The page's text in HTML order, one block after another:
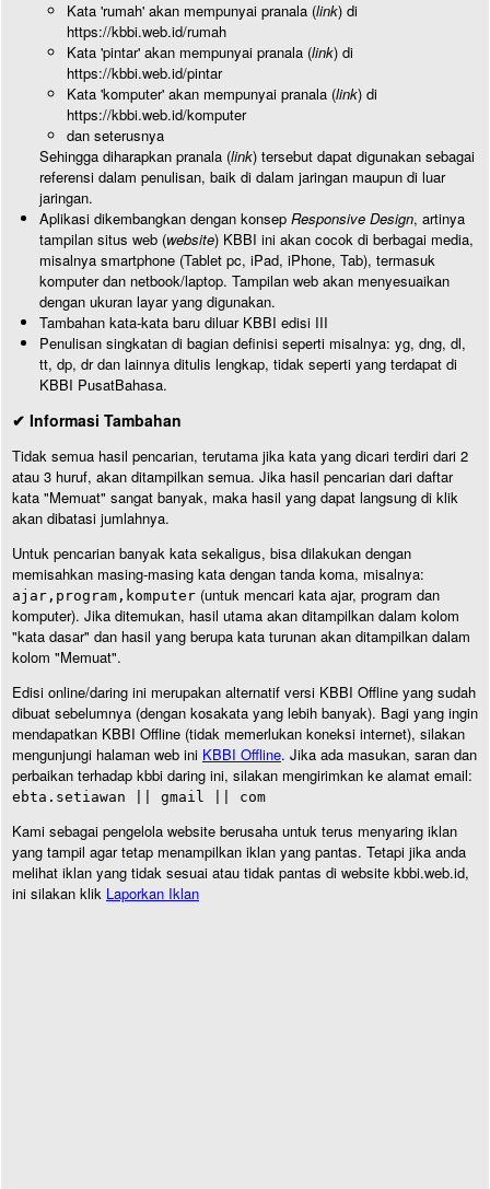
Kata 'rumah' akan mempunyai pranala (link) di
https://kbbi.web.id/rumah
Kata 'pintar' akan mempunyai pranala (link) di
https://kbbi.web.id/pintar
Kata 'komputer' akan mempunyai pranala (link) di
https://kbbi.web.id/komputer
dan seterusnya
Sehingga diharapkan pranala (link) tersebut dapat digunakan sebagai
referensi dalam penulisan, baik di dalam jaringan maupun di luar
jaringan.
Aplikasi dikembangkan dengan konsep Responsive Design, artinya
tampilan situs web (website) KBBI ini akan cocok di berbagai media,
misalnya smartphone (Tablet pc, iPad, iPhone, Tab), termasuk
komputer dan netbook/laptop. Tampilan web akan menyesuaikan
dengan ukuran layar yang digunakan.
Tambahan kata-kata baru diluar KBBI edisi III
Penulisan singkatan di bagian definisi seperti misalnya: yg, dng, dl,
tt, dp, dr dan lainnya ditulis lengkap, tidak seperti yang terdapat di
KBBI PusatBahasa.
✔ Informasi Tambahan
Tidak semua hasil pencarian, terutama jika kata yang dicari terdiri dari 2
atau 3 huruf, akan ditampilkan semua. Jika hasil pencarian dari daftar
kata "Memuat" sangat banyak, maka hasil yang dapat langsung di klik
akan dibatasi jumlahnya.
Untuk pencarian banyak kata sekaligus, bisa dilakukan dengan
memisahkan masing-masing kata dengan tanda koma, misalnya:
ajar,program,komputer (untuk mencari kata ajar, program dan
komputer). Jika ditemukan, hasil utama akan ditampilkan dalam kolom
"kata dasar" dan hasil yang berupa kata turunan akan ditampilkan dalam
kolom "Memuat".
Edisi online/daring ini merupakan alternatif versi KBBI Offline yang sudah
dibuat sebelumnya (dengan kosakata yang lebih banyak). Bagi yang ingin
mendapatkan KBBI Offline (tidak memerlukan koneksi internet), silakan
mengunjungi halaman web ini KBBI Offline. Jika ada masukan, saran dan
perbaikan terhadap kbbi daring ini, silakan mengirimkan ke alamat email:
ebta.setiawan || gmail || com
Kami sebagai pengelola website berusaha untuk terus menyaring iklan
yang tampil agar tetap menampilkan iklan yang pantas. Tetapi jika anda
melihat iklan yang tidak sesuai atau tidak pantas di website kbbi.web.id,
ini silakan klik Laporkan Iklan